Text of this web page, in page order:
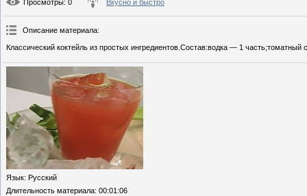
Просмотры: 0 Вкусно и быстро
Описание материала:
Классический коктейль из простых ингредиентов.Состав:водка — 1
Язык: Русский
Длительность материала: 00:01:06